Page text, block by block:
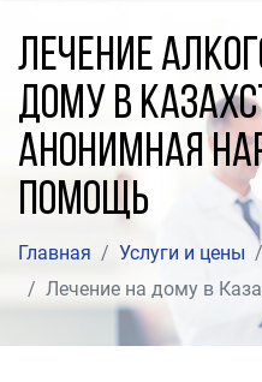
Лечение
дому в
анонимная
помощь
Главная Услуги и цены
Лечение на дому в